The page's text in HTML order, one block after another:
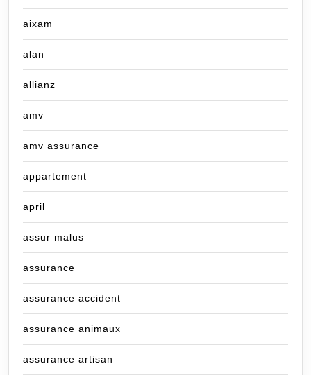
aixam
alan
allianz
amv
amv assurance
appartement
april
assur malus
assurance
assurance accident
assurance animaux
assurance artisan